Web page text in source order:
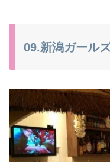
09.新潟ガール